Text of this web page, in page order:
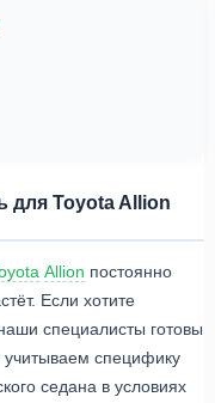
для Toyota Allion
Allion постоянно
Если хотите
специалисты готовы
специфику
седана в условиях